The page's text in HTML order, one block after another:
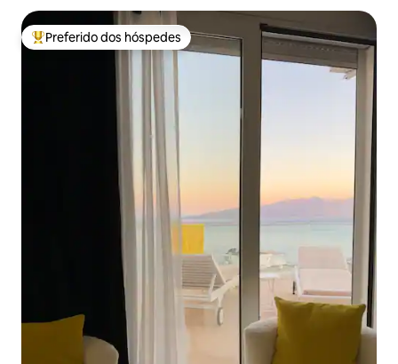
Entre os melhores preferidos dos hóspedes
Preferido dos hóspedes